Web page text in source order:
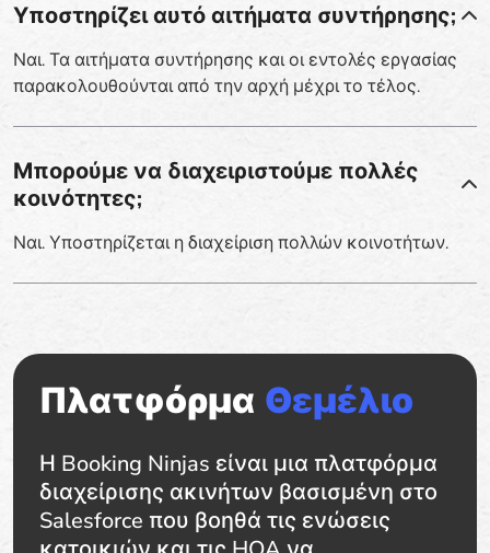
Υποστηρίζει αυτό αιτήματα συντήρησης;
Ναι. Τα αιτήματα συντήρησης και οι εντολές εργασίας
παρακολουθούνται από την αρχή μέχρι το τέλος.
Μπορούμε να διαχειριστούμε πολλές
κοινότητες;
Ναι. Υποστηρίζεται η διαχείριση πολλών κοινοτήτων.
Πλατφόρμα Θεμέλιο
Η Booking Ninjas είναι μια πλατφόρμα
διαχείρισης ακινήτων βασισμένη στο
Salesforce που βοηθά τις ενώσεις